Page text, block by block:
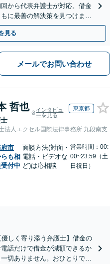
から代表弁護士が対応。借金
に最善の解決策を見つけまし
】
見る
メールでお問い合わせ
哲也
インタビュ
ーを見る
東京都
法人エクセル国際法律事務所 九段南支
府市
も相
付中
面談方法(対面・
電話・ビデオな
ど)は応相談
営業時間：00:
00~23:59（土
日祝日）
優しく寄り添う弁護士】借金の
話だけで借金が減額できるか
切ありません。おひとりで悩